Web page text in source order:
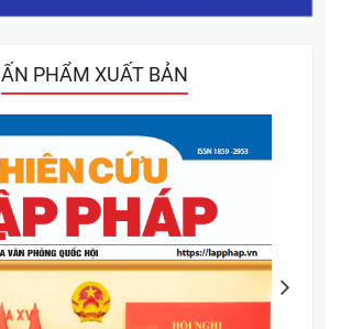
ẤN PHẨM XUẤT BẢN